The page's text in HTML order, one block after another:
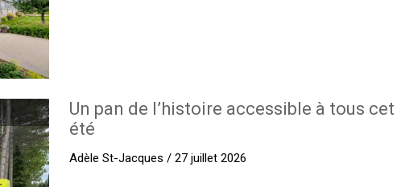
Un pan de l’histoire accessible à tous cet
été
Adèle St-Jacques / 27 juillet 2026